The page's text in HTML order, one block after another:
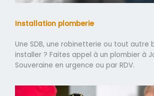
Installation plomberie
Une SDB, une robinetterie ou tout autre
installer ? Faites appel à un plombier à
Souveraine en urgence ou par RDV.